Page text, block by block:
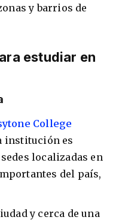
y barrios de
estudiar en
College
institución es
localizadas en
del país,
y cerca de una